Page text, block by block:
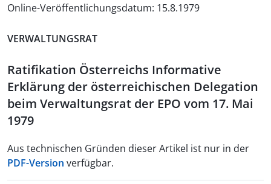
Online-Veröffentlichungsdatum: 15.8.1979
VERWALTUNGSRAT
Ratifikation Österreichs Informative
Erklärung der österreichischen Delegation
beim Verwaltungsrat der EPO vom 17. Mai
1979
Aus technischen Gründen dieser Artikel ist nur in der
PDF-Version verfügbar.